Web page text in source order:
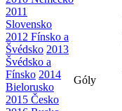
2011
Slovensko
2012 Fínsko a
Švédsko 2013
Švédsko a
Fínsko 2014
Bielorusko
2015 Česko
Góly